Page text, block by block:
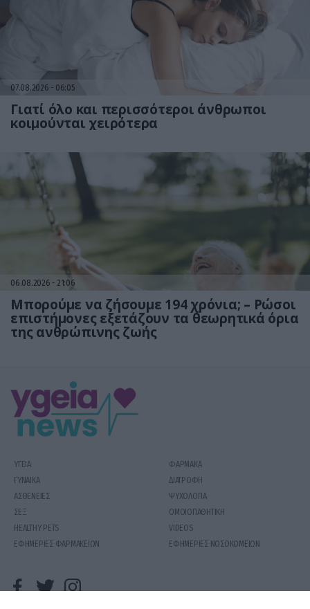
07.08.2026 06:05
Γιατί όλο και περισσότεροι άνθρωποι
κοιμούνται χειρότερα
06.08.2026 21:06
Μπορούμε να ζήσουμε 194 χρόνια; – Ρώσοι
επιστήμονες εξετάζουν τα θεωρητικά όρια
της ανθρώπινης ζωής
ΥΓΕΙΑ
ΦΑΡΜΑΚΑ
ΓΥΝΑΙΚΑ
ΔΙΑΤΡΟΦΗ
ΑΣΘΕΝΕΙΕΣ
ΨΥΧΟΛΟΓΙΑ
ΣΕΞ
ΟΜΟΙΟΠΑΘΗΤΙΚΗ
HEALTHY PETS
VIDEOS
ΕΦΗΜΕΡΙΕΣ ΦΑΡΜΑΚΕΙΩΝ
ΕΦΗΜΕΡΙΕΣ ΝΟΣΟΚΟΜΕΙΩΝ